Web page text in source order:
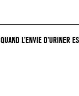
L’ENVIE D’URINER